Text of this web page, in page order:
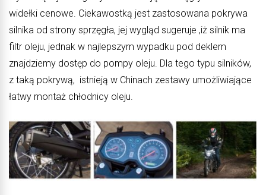
widełki cenowe. Ciekawostką jest zastosowana pokrywa
silnika od strony sprzęgła, jej wygląd sugeruje ,iż silnik ma
filtr oleju, jednak w najlepszym wypadku pod deklem
znajdziemy dostęp do pompy oleju. Dla tego typu silników,
z taką pokrywą, istnieją w Chinach zestawy umożliwiające
łatwy montaż chłodnicy oleju.